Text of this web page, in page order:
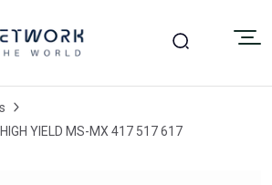
YIELD MS-MX 417 517 617